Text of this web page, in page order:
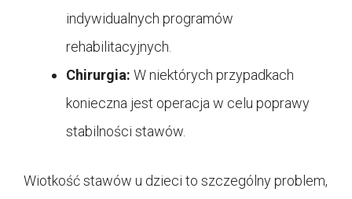
indywidualnych programów
rehabilitacyjnych.
Chirurgia: W niektórych przypadkach
konieczna jest operacja w celu poprawy
stabilności stawów.
Wiotkość stawów u dzieci to szczególny problem,